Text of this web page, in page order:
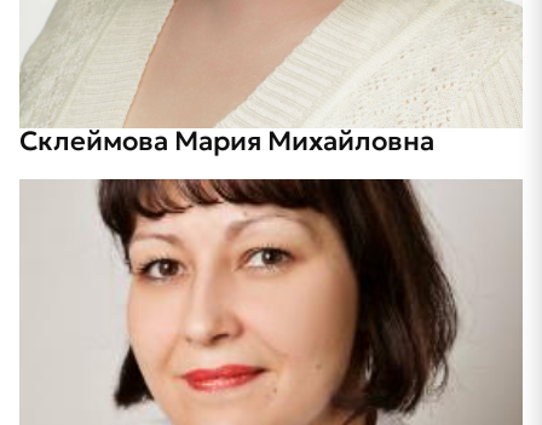
Склеймова Мария Михайловна